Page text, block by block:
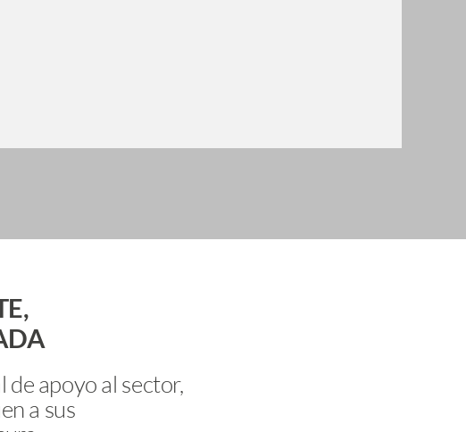
apoyo al sector,
a sus